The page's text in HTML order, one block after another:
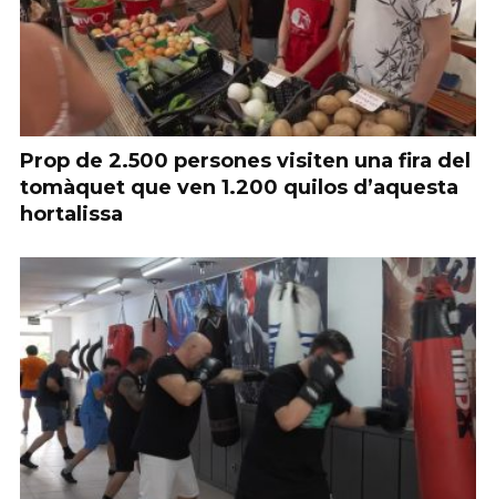
Prop de 2.500 persones visiten una fira del
tomàquet que ven 1.200 quilos d’aquesta
hortalissa